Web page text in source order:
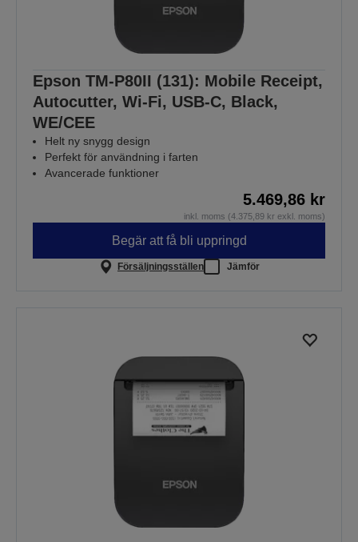
Epson TM-P80II (131): Mobile Receipt,
Autocutter, Wi-Fi, USB-C, Black,
WE/CEE
Helt ny snygg design
Perfekt för användning i farten
Avancerade funktioner
5.469,86 kr
inkl. moms (4.375,89 kr exkl. moms)
Begär att få bli uppringd
Försäljningsställen Jämför